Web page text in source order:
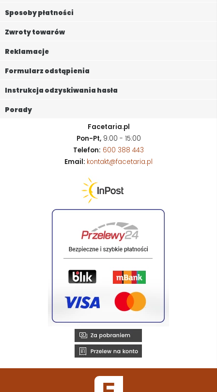
Sposoby płatności
Zwroty towarów
Reklamacje
Formularz odstąpienia
Instrukcja odzyskiwania hasła
Porady
Facetaria.pl
Pon-Pt,9:00 - 15:00
Telefon: 600 388 443
Email: kontakt@facetaria.pl